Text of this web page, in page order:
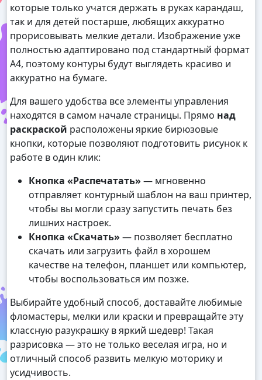
которые только учатся держать в руках карандаш,
так и для детей постарше, любящих аккуратно
прорисовывать мелкие детали. Изображение уже
полностью адаптировано под стандартный формат
А4, поэтому контуры будут выглядеть красиво и
аккуратно на бумаге.
Для вашего удобства все элементы управления
находятся в самом начале страницы. Прямо над
раскраской расположены яркие бирюзовые
кнопки, которые позволяют подготовить рисунок к
работе в один клик:
Кнопка «Распечатать» — мгновенно
отправляет контурный шаблон на ваш принтер,
чтобы вы могли сразу запустить печать без
лишних настроек.
Кнопка «Скачать» — позволяет бесплатно
скачать или загрузить файл в хорошем
качестве на телефон, планшет или компьютер,
чтобы воспользоваться им позже.
Выбирайте удобный способ, доставайте любимые
фломастеры, мелки или краски и превращайте эту
классную разукрашку в яркий шедевр! Такая
разрисовка — это не только веселая игра, но и
отличный способ развить мелкую моторику и
усидчивость.